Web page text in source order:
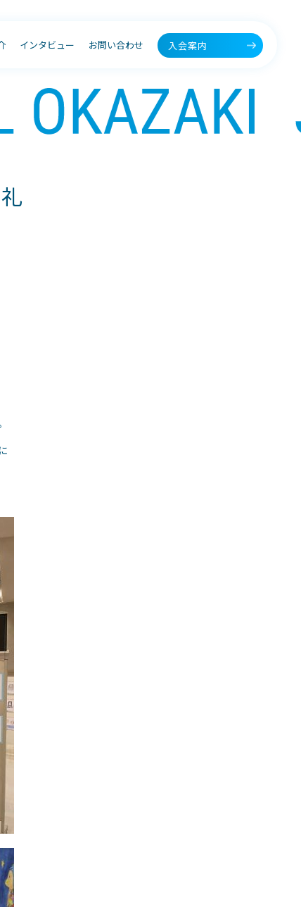
インタビュー お問い合わせ 入会案内